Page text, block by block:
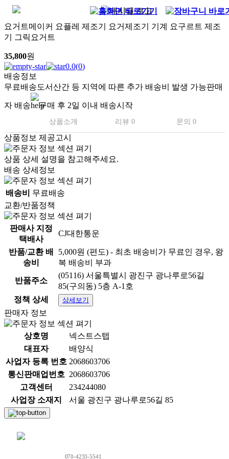
요거트메이커 요플레 제조기 요거제조기 기계 요구르트 제조
기 그릭요거트
35,800원
0.0(0)
배송정보
무료배송도서산간 등 지역에 따른 추가 배송비 발생 가능판매
자 배송 구매 후 2일 이내 배송시작
상품소개 리뷰 0 문의 0
상품정보 제공고시
상품 상세 설명을 참고해주세요.
배송 상세정보
배송비
무료배송
교환/반품정책
판매사 지정
택배사
CJ대한통운
반품/교환 배
송비
5,000원 (편도) - 최초 배송비가 무료인 경우, 왕
복 배송비 부과
반품주소
(05116) 서울특별시 광진구 광나루로56길
85(구의동) 5층 A-1호
정책 상세
상세보기
판매자 정보
상호명
넥스트스텝
대표자
배양식
사업자 등록 번호 2068603706
통신판매업번호 2068603706
고객센터
234244080
사업장 소재지
서울 광진구 광나루로56길 85
070-4233-5541